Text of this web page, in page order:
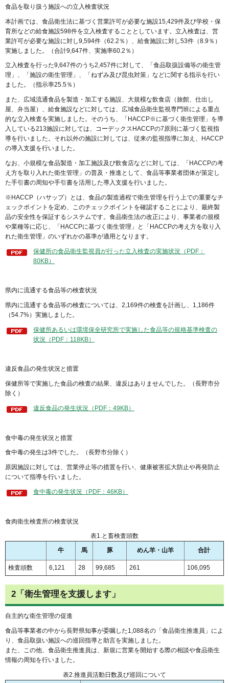
食品を取り扱う施設への立入検査状況
本計画では、食品衛生法に基づく営業許可が必要な施設15,429件及び学校・保
育所などの給食施設598件を立入検査することとしています。立入検査は、営
業許可が必要な施設に対し9,594件（62.2％）、給食施設に対し53件（8.9％）
実施しました。（合計9,647件、実施率60.2％）
立入検査を行った9,647件のうち2,457件に対して、「食品取扱設備等の衛生管
理」、「施設の衛生管理」、「ねずみ及び昆虫対策」などに関する指示を行い
ました。（指示率25.5％）
また、広域流通食品を製造・加工する施設、大規模な飲食店（旅館、仕出し
屋、弁当屋）、給食施設などに対しては、広域食品衛生監視専門班による重点
的な立入検査を実施しました。そのうち、「HACCP※に基づく衛生管理」を導
入している213施設に対しては、コーデックスHACCPの7原則に基づく監視指
導を行いました。それ以外の施設に対しては、従来の監視指導に加え、HACCP
の導入支援を行いました。
なお、小規模な食品製造・加工施設及び飲食店などに対しては、「HACCPの考
え方を取り入れた衛生管理」の普及・推進として、食品等事業者団体が策定し
た手引書の周知や手引書を活用した導入支援を行いました。
※HACCP（ハサップ）とは、食品の製造過程で衛生管理を行う上での重要なチ
ェックポイントを定め、このチェックポイントを確認することにより、最終製
品の安全性を保証するシステムです。食品衛生法の改正により、事業者の規模
や業種等に応じ、「HACCPに基づく衛生管理」と「HACCPの考え方を取り入
れた衛生管理」のいずれかの基準が適用となります。
保健所の食品衛生監視員が行った立入検査の実施状況（PDF：
80KB）
県内に流通する食品等の検査状況
県内に流通する食品等の検査については、2,169件の検査を計画し、1,186件
（54.7%）実施しました。
保健所あるいは環境保全研究所で実施した食品等の規格基準検査の
状況（PDF：118KB）
違反食品の発生状況と措置
保健所等で実施した食品の検査の結果、違反はありませんでした。（長野市分
除く）
違反食品の発生状況（PDF：49KB）
食中毒の発生状況と措置
食中毒の発生は3件でした。（長野市分除く）
原因施設に対しては、営業停止等の措置を行い、健康被害拡大防止や再発防止
について指導を行いました。
食中毒の発生状況（PDF：46KB）
食肉衛生検査所の検査状況
表1.と畜検査頭数
牛
馬 豚 めん羊・山羊 合計
検査頭数 6,121 28 99,685 261 106,095
2「衛生管理を支援します」
自主的な衛生管理の促進
食品等事業者の中から長野県知事が委嘱した1,088名の「食品衛生推進員」によ
り、食品取扱い施設への巡回指導と助言を実施しました。
また、この他、食品衛生推進員は、新規に営業を開始する際の相談や食品衛生
情報の周知を行いました。
表2.推進員活動日数及び巡回について